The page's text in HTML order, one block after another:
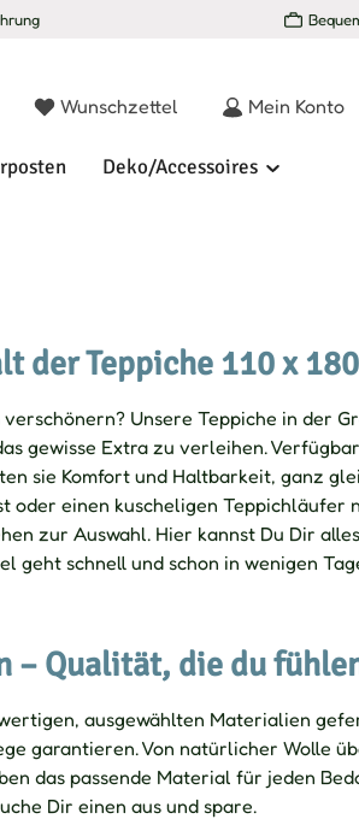
Wunschzettel Du hast 0 Produkte
Mein Konto
Deko/Accessoires
der Teppiche 110 x
Unsere Teppiche in der
gewisse Extra zu verleihen.
sie Komfort und Haltbarkeit, ganz
oder einen kuscheligen Teppichläufer
zur Auswahl. Hier kannst Du Dir
geht schnell und schon in wenigen
– Qualität, die du
ausgewählten Materialien
garantieren. Von natürlicher Wolle
das passende Material für jeden
Dir einen aus und spare.